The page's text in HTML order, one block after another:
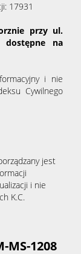
17931
przy ul.
dostępne na
i nie
Cywilnego
jest
i nie
K.C.
MS-1208